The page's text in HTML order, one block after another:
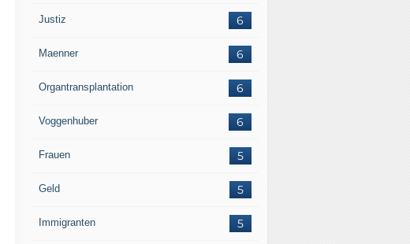
6
Justiz
6
Maenner
6
Organtransplantation
6
Voggenhuber
5
Frauen
5
Geld
5
Immigranten